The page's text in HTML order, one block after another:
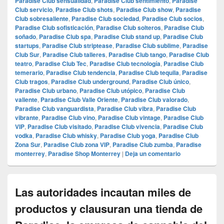
Club servicio, Paradise Club shots, Paradise Club show, Paradise
Club sobresaliente, Paradise Club sociedad, Paradise Club socios,
Paradise Club sofisticación, Paradise Club solteros, Paradise Club
soñado, Paradise Club spa, Paradise Club stand up, Paradise Club
startups, Paradise Club striptease, Paradise Club sublime, Paradise
Club Sur, Paradise Club talleres, Paradise Club tango, Paradise Club
teatro, Paradise Club Tec, Paradise Club tecnología, Paradise Club
temerario, Paradise Club tendencia, Paradise Club tequila, Paradise
Club tragos, Paradise Club underground, Paradise Club único,
Paradise Club urbano, Paradise Club utópico, Paradise Club
valiente, Paradise Club Valle Oriente, Paradise Club valorado,
Paradise Club vanguardista, Paradise Club vibra, Paradise Club
vibrante, Paradise Club vino, Paradise Club vintage, Paradise Club
VIP, Paradise Club visitado, Paradise Club vivencia, Paradise Club
vodka, Paradise Club whisky, Paradise Club yoga, Paradise Club
Zona Sur, Paradise Club zona VIP, Paradise Club zumba, Paradise
monterrey, Paradise Shop Monterrey | Deja un comentario
Las autoridades incautan miles de
productos y clausuran una tienda de